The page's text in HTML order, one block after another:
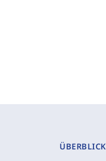
ÜBERBLICK